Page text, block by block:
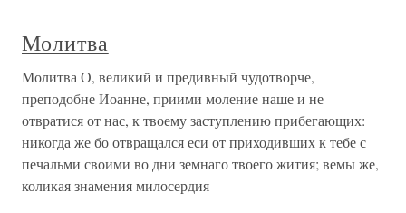
Молитва
Молитва О, великий и предивный чудотворче,
преподобне Иоанне, приими моление наше и не
отвратися от нас, к твоему заступлению прибегающих:
никогда же бо отвращался еси от приходивших к тебе с
печальми своими во дни земнаго твоего жития; вемы же,
коликая знамения милосердия